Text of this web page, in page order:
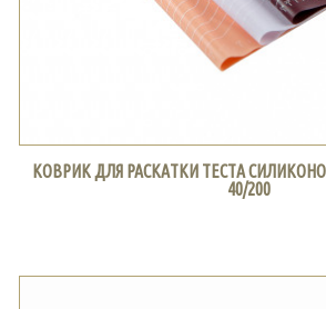
КОВРИК ДЛЯ РАСКАТКИ ТЕСТА
40/200